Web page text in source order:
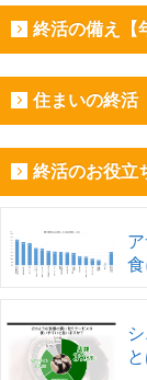
終活の備え【
住まいの終活
終活のお役立